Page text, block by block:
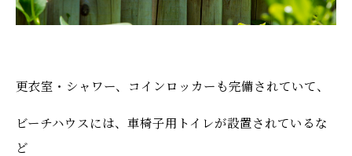
更衣室・シャワー、コインロッカーも完備されていて、
ビーチハウスには、車椅子用トイレが設置されているな
ど